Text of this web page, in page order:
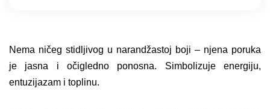
Nema ničeg stidljivog u narandžastoj boji – njena poruka
je jasna i očigledno ponosna. Simbolizuje energiju,
entuzijazam i toplinu.